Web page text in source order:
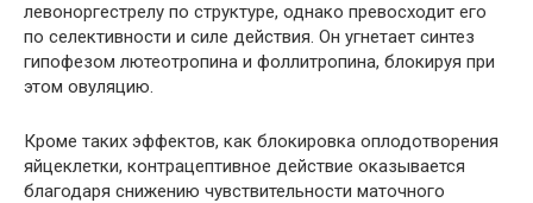
левоноргестрелу по структуре, однако превосходит его
по селективности и силе действия. Он угнетает синтез
гипофезом лютеотропина и фоллитропина, блокируя при
этом овуляцию.
Кроме таких эффектов, как блокировка оплодотворения
яйцеклетки, контрацептивное действие оказывается
благодаря снижению чувствительности маточного